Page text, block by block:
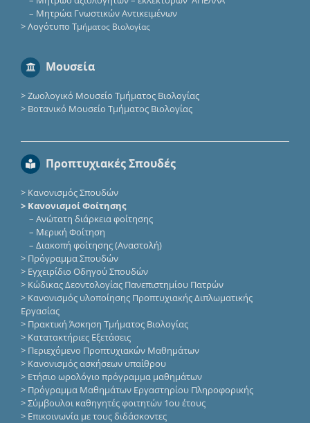
– Μητρώα Γνωστικών Αντικειμένων
>Λογότυπο Τμήματος Βιολογίας
Μουσεία
>Ζωολογικό Μουσείο Τμήματος Βιολογίας
> Βοτανικό Μουσείο Τμήματος Βιολογίας
Προπτυχιακές Σπουδές
> Κανονισμός Σπουδών
> Κανονισμοί Φοίτησης
– Ανώτατη διάρκεια φοίτησης
– Μερική Φοίτηση
– Διακοπή φοίτησης (Αναστολή)
> Πρόγραμμα Σπουδών
> Εγχειρίδιο Οδηγού Σπουδών
> Κώδικας Δεοντολογίας Πανεπιστημίου Πατρών
> Κανονισμός υλοποίησης Προπτυχιακής Διπλωματικής
Εργασίας
> Πρακτική Άσκηση Τμήματος Βιολογίας
> Κατατακτήριες Eξετάσεις
> Περιεχόμενο Προπτυχιακών Μαθημάτων
> Κανονισμός ασκήσεων υπαίθρου
> Ετήσιο ωρολόγιο πρόγραμμα μαθημάτων
> Πρόγραμμα Μαθημάτων Εργαστηρίου Πληροφορικής
>Σύμβουλοι καθηγητές φοιτητών 1ου έτους
> Επικοινωνία με τους διδάσκοντες